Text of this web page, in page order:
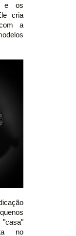
e os
cria
a
"casa"
no